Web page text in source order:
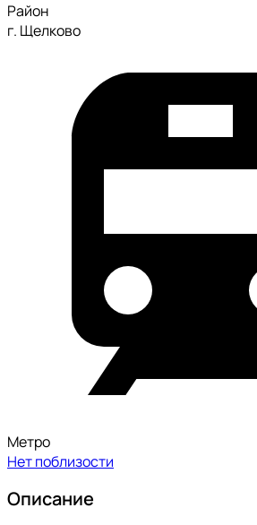
Район
г. Щелково
Метро
Нет поблизости
Описание